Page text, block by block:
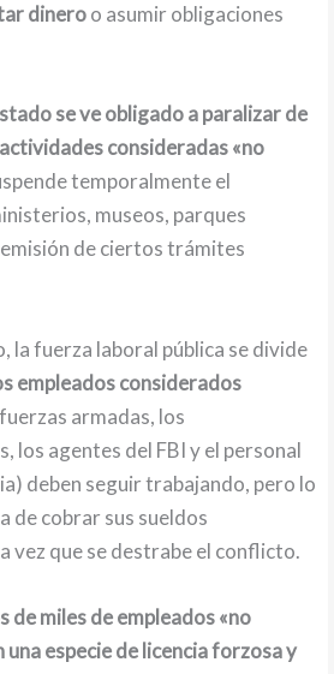
dineroo asumir obligaciones
se ve obligado a paralizar de
consideradas «no
temporalmente el
museos, parques
de ciertos trámites
la fuerza laboral pública se divide
empleados considerados
armadas, los
los agentes del FBI y el personal
deben seguir trabajando, pero lo
de cobrar sus sueldos
vez que se destrabe el conflicto.
de miles de empleados «no
una especie de licencia forzosa y